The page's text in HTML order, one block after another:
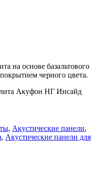
на основе базальтового
черного цвета.
Акуфон НГ Инсайд
, Акустические панели,
, Акустические панели для